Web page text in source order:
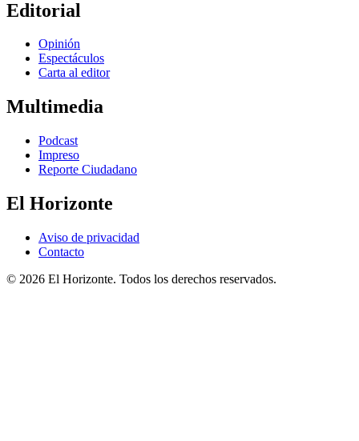
Editorial
Opinión
Espectáculos
Carta al editor
Multimedia
Podcast
Impreso
Reporte Ciudadano
El Horizonte
Aviso de privacidad
Contacto
© 2026 El Horizonte. Todos los derechos reservados.